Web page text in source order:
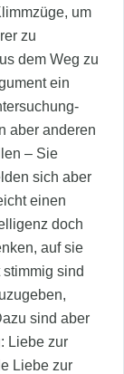
um
zu
dem Weg zu
ein
aber anderen
– Sie
sich aber
einen
doch
auf sie
sind
sind aber
Liebe zur
Liebe zur